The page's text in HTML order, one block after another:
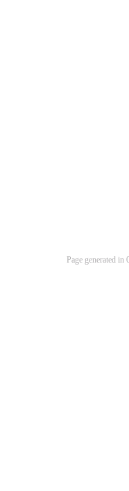
Page generated